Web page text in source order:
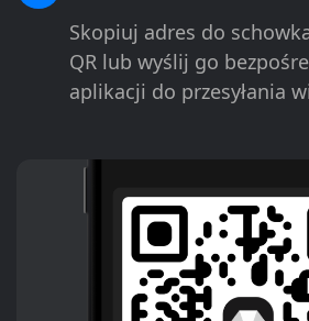
Skopiuj adres do
QR lub wyślij go
aplikacji do przesyłania